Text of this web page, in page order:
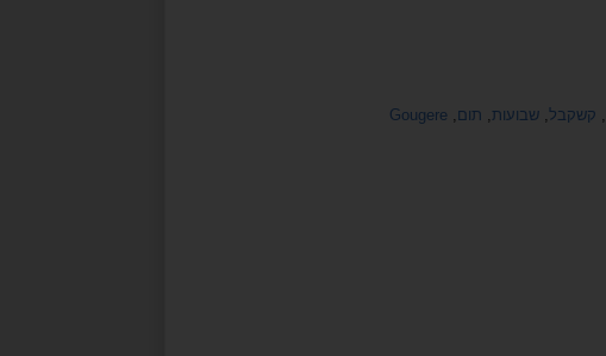
קשקבל שבועות תום Gougere